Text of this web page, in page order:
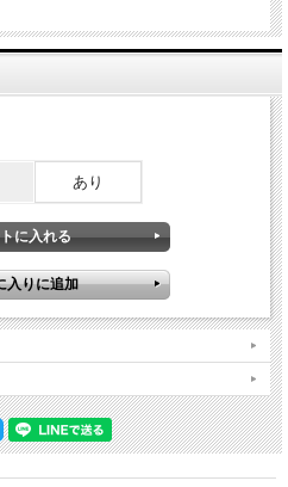
の発言のため）、演奏後に「Billy, we’ll
して君のことを忘れないよ。）」とコメン
の記憶では、「クラプトンの目には涙が浮
ラプトンの共演は、2004年ツアーにビリ
ラプトンはツアー中の多忙な時にも時間を
いに訪れました。既に意識がなくなってい
。そしてすぐさまツアーに復帰したという
、1969年にジョージ・ハリスンがプロデ
のソロアルバムのレコーディングに参加、
レンズのイギリスツアーで、ジョージ・ハ
気投合して友だちとなって以来の付き合い
歌ったこともありましたし、2001年には
（その模様は、オフィシャルライブアルバ
」に収められています）。それだけに
の日の全貌を初めて本作にて鑑賞していた
まずはこのショウのポジションを2006年
ましょう。2006年・5月5日-6月10日：欧
日：欧州#2（17公演）・8月13日：米オ
ンのステージに飛入り・9月16日-10月23
9日：日本（19公演）・12月15日：英サリ
あり